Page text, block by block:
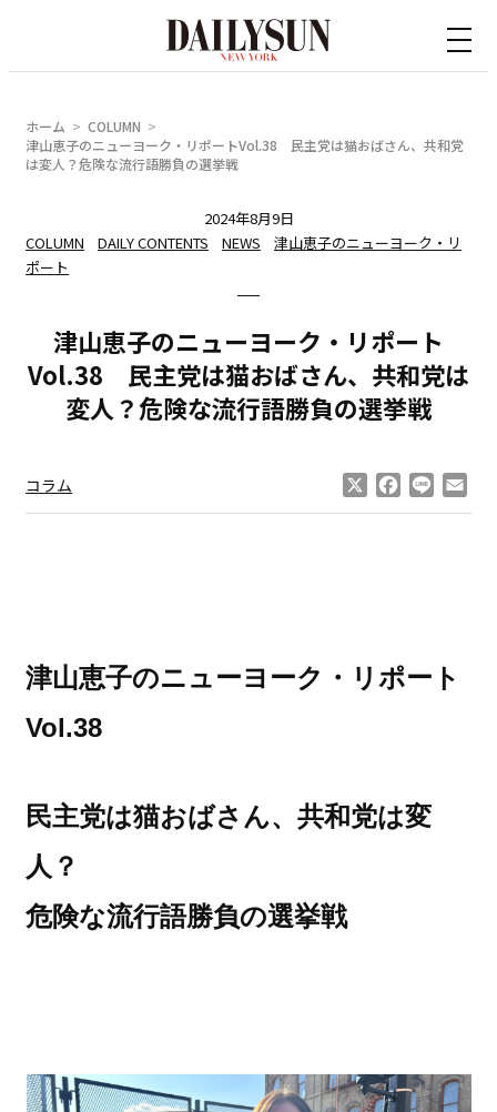
ホーム
COLUMN
津山恵子のニューヨーク・リポートVol.38 民主党は猫おばさん、共和党
は変人？危険な流行語勝負の選挙戦
2024年8月9日
COLUMN
DAILY CONTENTS NEWS
津山恵子のニューヨーク・リ
ポート
津山恵子のニューヨーク・リポート
Vol.38 民主党は猫おばさん、共和党は
変人？危険な流行語勝負の選挙戦
コラム Facebook
Line
津山恵子のニューヨーク・リポート
Vol.38
民主党は猫おばさん、共和党は変
人？
危険な流行語勝負の選挙戦